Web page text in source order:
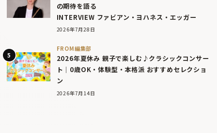
の期待を語る
INTERVIEW ファビアン・ヨハネス・エッガー
2026年7月28日
FROM編集部
2026年夏休み 親子で楽しむ♪クラシックコンサー
ト｜0歳OK・体験型・本格派 おすすめセレクショ
ン
2026年7月14日